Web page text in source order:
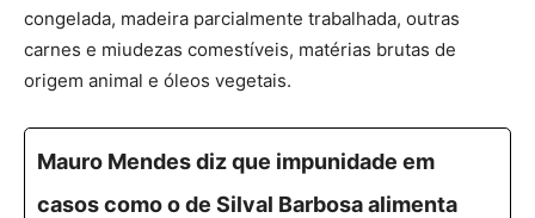
congelada, madeira parcialmente trabalhada, outras
carnes e miudezas comestíveis, matérias brutas de
origem animal e óleos vegetais.
Mauro Mendes diz que impunidade em
casos como o de Silval Barbosa alimenta